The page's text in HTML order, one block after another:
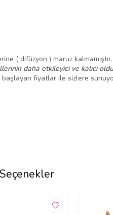
( difüzyon ) maruz
daha etkileyici ve kalıcı
başlayan fiyatlar ile sizlere